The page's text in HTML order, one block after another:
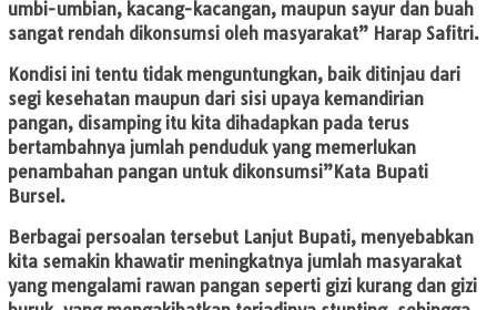
umbi-umbian, kacang-kacangan, maupun sayur dan buah
sangat rendah dikonsumsi oleh masyarakat” Harap Safitri.
Kondisi ini tentu tidak menguntungkan, baik ditinjau dari
segi kesehatan maupun dari sisi upaya kemandirian
pangan, disamping itu kita dihadapkan pada terus
bertambahnya jumlah penduduk yang memerlukan
penambahan pangan untuk dikonsumsi”Kata Bupati
Bursel.
Berbagai persoalan tersebut Lanjut Bupati, menyebabkan
kita semakin khawatir meningkatnya jumlah masyarakat
yang mengalami rawan pangan seperti gizi kurang dan gizi